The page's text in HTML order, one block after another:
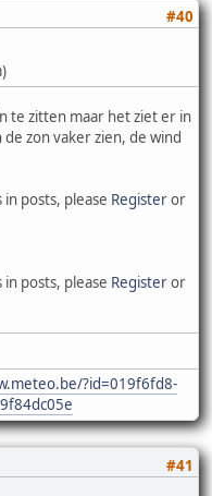
#40
te zitten maar het ziet er in
zon vaker zien, de wind
posts, please Registeror
posts, please Registeror
?id=019f6fd8-
#41